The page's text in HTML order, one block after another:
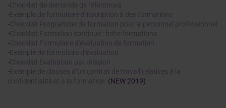
-Checklist de demande de références
-Exemple de formulaire d'inscription à des formations
-Checklist Programme de formation pour le personnel professionnel
-Checklist Formation continue : fiche formations
-Checklist Formulaire d'évaluation de formation
-Exemple de formulaire d’évaluation
-Checklist Evaluation par mission
-Exemple de clauses d’un contrat de travail relatives à la
confidentialité et à la formation
(NEW 2019)